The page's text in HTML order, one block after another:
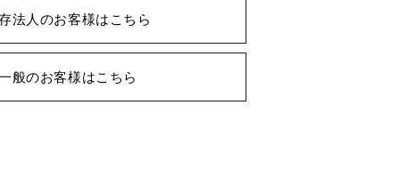
法人のお客様はこちら
般のお客様はこちら